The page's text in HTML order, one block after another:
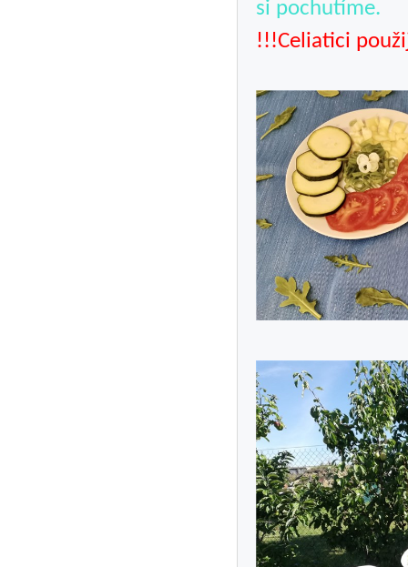
si pochutíme.
!!!Celiatici